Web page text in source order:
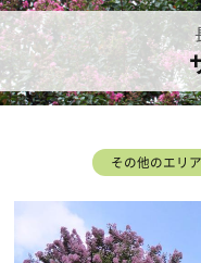
その他のエリア